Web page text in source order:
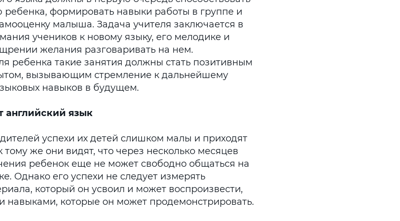
формировать навыки работы в группе и
малыша. Задача учителя заключается в
учеников к новому языку, его мелодике и
желания разговаривать на нем.
ребенка такие занятия должны стать позитивным
вызывающим стремление к дальнейшему
навыков в будущем.
английский язык
успехи их детей слишком малы и приходят
тому же они видят, что через несколько месяцев
ребенок еще не может свободно общаться на
Однако его успехи не следует измерять
который он усвоил и может воспроизвести,
навыками, которые он может продемонстрировать.